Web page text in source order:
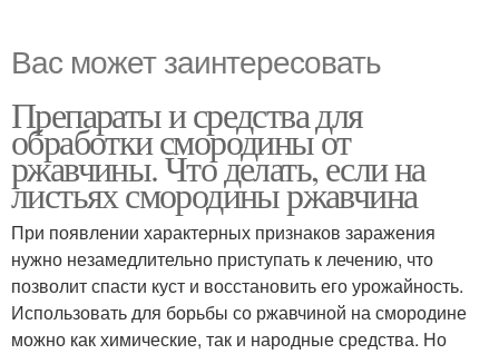
Вас может заинтересовать
Препараты и средства для
обработки смородины от
ржавчины. Что делать, если на
листьях смородины ржавчина
При появлении характерных признаков заражения
нужно незамедлительно приступать к лечению, что
позволит спасти куст и восстановить его урожайность.
Использовать для борьбы со ржавчиной на смородине
можно как химические, так и народные средства. Но